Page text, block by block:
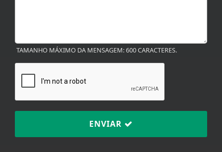
TAMANHO MÁXIMO DA MENSAGEM: 600 CARACTERES.
ENVIAR